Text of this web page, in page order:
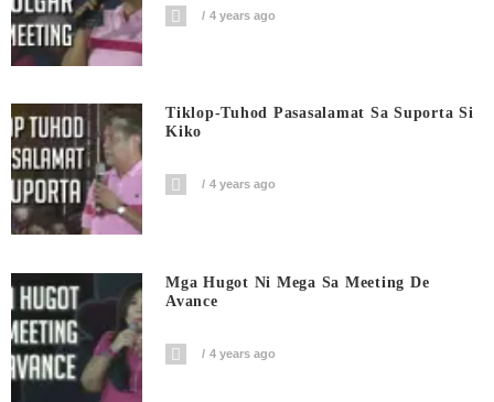
4 years ago
Tiklop-Tuhod Pasasalamat Sa Suporta Si
Kiko
4 years ago
Mga Hugot Ni Mega Sa Meeting De
Avance
4 years ago